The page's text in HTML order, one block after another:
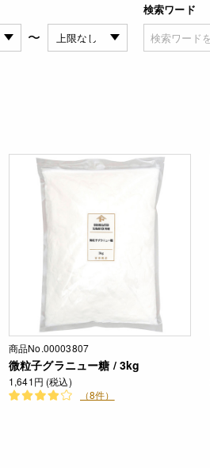
〜
検索ワード
商品No.00003807
微粒子グラニュー糖 / 3kg
1,641円 (税込)
（8件）